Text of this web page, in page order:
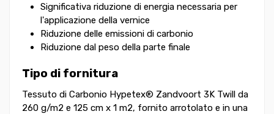
Significativa riduzione di energia necessaria per
l'applicazione della vernice
Riduzione delle emissioni di carbonio
Riduzione dal peso della parte finale
Tipo di fornitura
Tessuto di Carbonio Hypetex® Zandvoort 3K Twill da
260 g/m2 e 125 cm x 1 m2, fornito arrotolato e in una